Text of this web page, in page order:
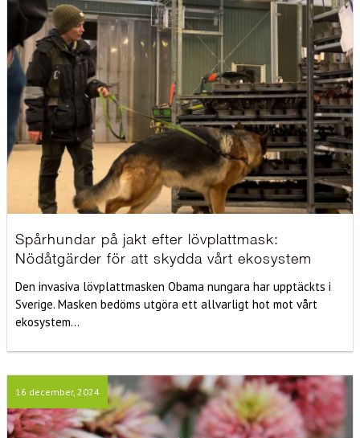
Spårhundar på jakt efter lövplattmask:
Nödåtgärder för att skydda vårt ekosystem
Den invasiva lövplattmasken Obama nungara har upptäckts i
Sverige. Masken bedöms utgöra ett allvarligt hot mot vårt
ekosystem...
16 december, 2024